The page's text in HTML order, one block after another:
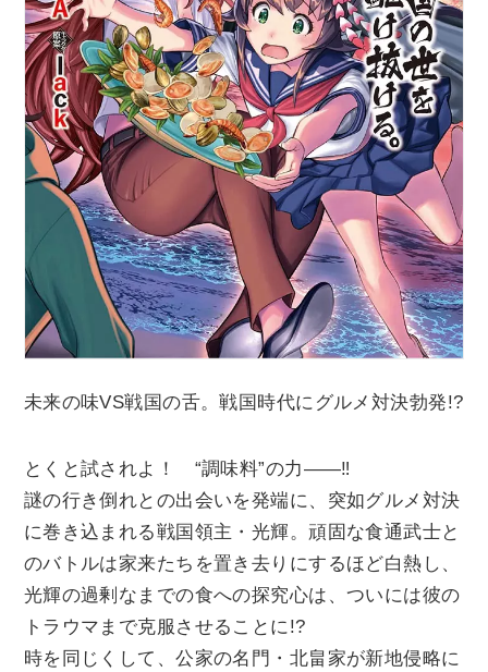
未来の味VS戦国の舌。戦国時代にグルメ対決勃発!?
とくと試されよ！ “調味料”の力――‼
謎の行き倒れとの出会いを発端に、突如グルメ対決
に巻き込まれる戦国領主・光輝。頑固な食通武士と
のバトルは家来たちを置き去りにするほど白熱し、
光輝の過剰なまでの食への探究心は、ついには彼の
トラウマまで克服させることに!?
時を同じくして、公家の名門・北畠家が新地侵略に